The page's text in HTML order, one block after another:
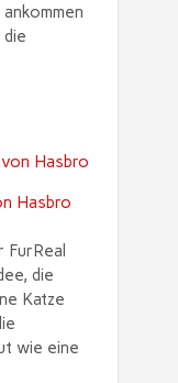
die
Hasbro
die
Katze
wie eine